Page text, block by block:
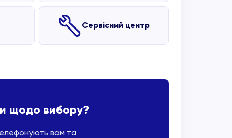
Сервісний центр
щодо вибору?
вам та